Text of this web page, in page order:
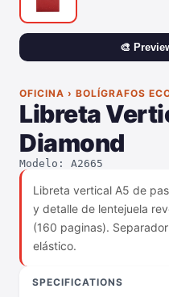
🎨
OFICINA › BOLÍGRAFOS
Libreta
Diamond
Modelo: A2665
Libreta vertical A5 de
y detalle de lentejuela
(160 paginas).
elástico.
SPECIFICATIONS